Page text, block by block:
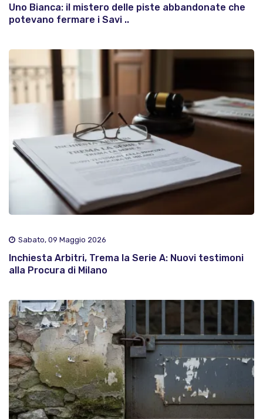
Uno Bianca: il mistero delle piste abbandonate che
potevano fermare i Savi ..
Sabato, 09 Maggio 2026
Inchiesta Arbitri, Trema la Serie A: Nuovi testimoni
alla Procura di Milano